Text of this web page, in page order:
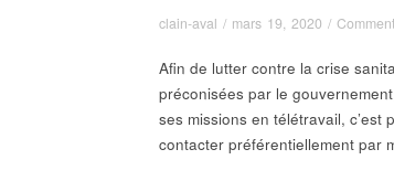
clain-aval / mars 19, 2020 /
Afin de lutter contre la crise
préconisées par le
ses missions en télétravail,
contacter préférentiellement par